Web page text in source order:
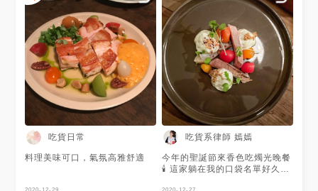
吃貨日常
料理美味可口，氣氛高雅舒適
吃貨系律師 嫣嫣
今年的聖誕節來香色吃燭光晚餐
🕯️ 這家躺在我的口袋名單好久了